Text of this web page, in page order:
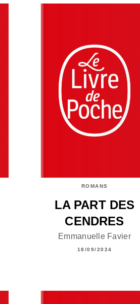
ROMANS
LA PART DES
CENDRES
Emmanuelle Favier
18/09/2024